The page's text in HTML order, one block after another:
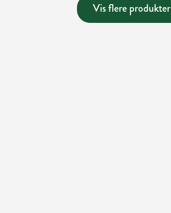
Vis flere produkter